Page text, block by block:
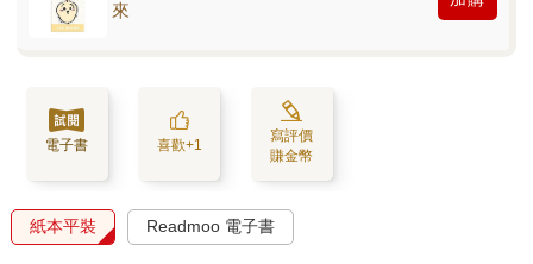
來
電子書 喜歡+1
寫評價
賺金幣
紙本平裝 Readmoo 電子書